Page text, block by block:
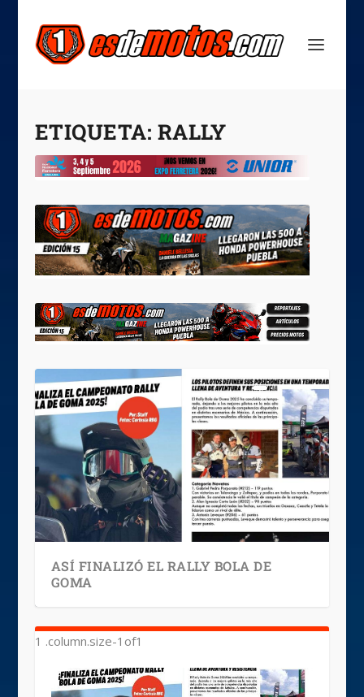
ETIQUETA: RALLY
ASÍ FINALIZÓ EL RALLY BOLA DE
GOMA